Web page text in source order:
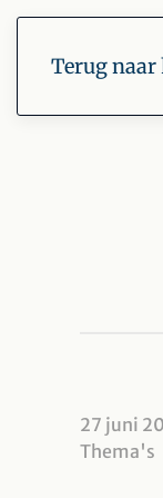
Terug
27 juni
Thema's